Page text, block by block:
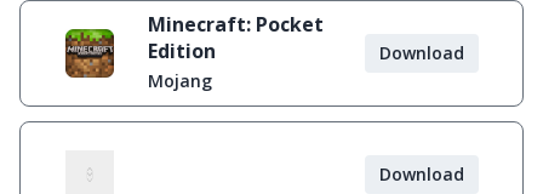
Minecraft: Pocket
Edition
Mojang
Download
Download